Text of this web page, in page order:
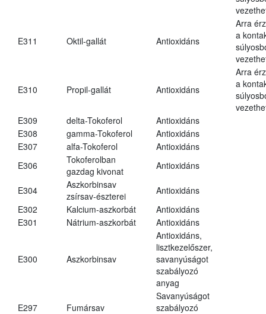
E311 Oktil-gallát Antioxidáns
Arra
a
E310 Propil-gallát Antioxidáns
Arra
a
E309
delta-Tokoferol
Antioxidáns
E308
gamma-Tokoferol
Antioxidáns
E307
alfa-Tokoferol
Antioxidáns
E306
Tokoferolban
gazdag kivonat
Antioxidáns
E304
Aszkorbinsav
zsírsav-észterei
Antioxidáns
E302
Kalcium-aszkorbát
Antioxidáns
E301
Nátrium-aszkorbát Antioxidáns
E300 Aszkorbinsav
Antioxidáns,
lisztkezelőszer,
savanyúságot
szabályozó
anyag
E297 Fumársav
Savanyúságot
szabályozó